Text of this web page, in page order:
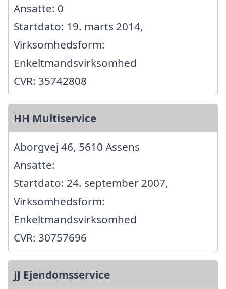
Ansatte: 0
Startdato: 19. marts 2014,
Virksomhedsform:
Enkeltmandsvirksomhed
CVR: 35742808
HH Multiservice
Aborgvej 46, 5610 Assens
Ansatte:
Startdato: 24. september 2007,
Virksomhedsform:
Enkeltmandsvirksomhed
CVR: 30757696
JJ Ejendomsservice